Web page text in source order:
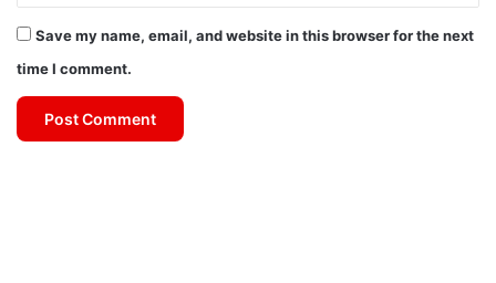
Save my name, email, and website in this browser for the next
time I comment.